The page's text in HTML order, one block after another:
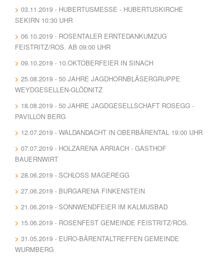
03.11.2019 - HUBERTUSMESSE - HUBERTUSKIRCHE
SEKIRN 10:30 UHR
06.10.2019 - ROSENTALER ERNTEDANKUMZUG
FEISTRITZ/ROS. AB 09:00 UHR
09.10.2019 - 10.OKTOBERFEIER IN SINACH
25.08.2019 - 50 JAHRE JAGDHORNBLÄSERGRUPPE
WEYDGESELLEN-GLÖDNITZ
18.08.2019 - 50 JAHRE JAGDGESELLSCHAFT ROSEGG -
PAVILLON BERG
12.07.2019 - WALDANDACHT IN OBERBÄRENTAL 19:00 UHR
07.07.2019 - HOLZARENA ARRIACH - GASTHOF
BAUERNWIRT
28.06.2019 - SCHLOSS MAGEREGG
27.06.2019 - BURGARENA FINKENSTEIN
21.06.2019 - SONNWENDFEIER IM KALMUSBAD
15.06.2019 - ROSENFEST GEMEINDE FEISTRITZ/ROS.
31.05.2019 - EURO-BÄRENTALTREFFEN GEMEINDE
WURMBERG